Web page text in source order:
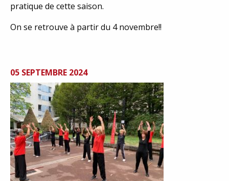
pratique de cette saison.
On se retrouve à partir du 4 novembre!!
05 SEPTEMBRE 2024